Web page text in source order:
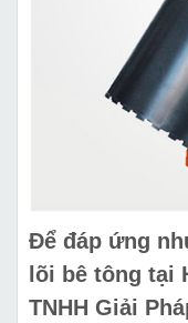
Để đáp ứng
lõi bê tông tại
TNHH Giải